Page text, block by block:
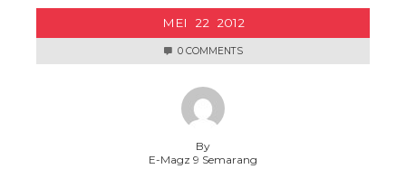
MEI 22 2012
0 COMMENTS
By
E-Magz 9 Semarang